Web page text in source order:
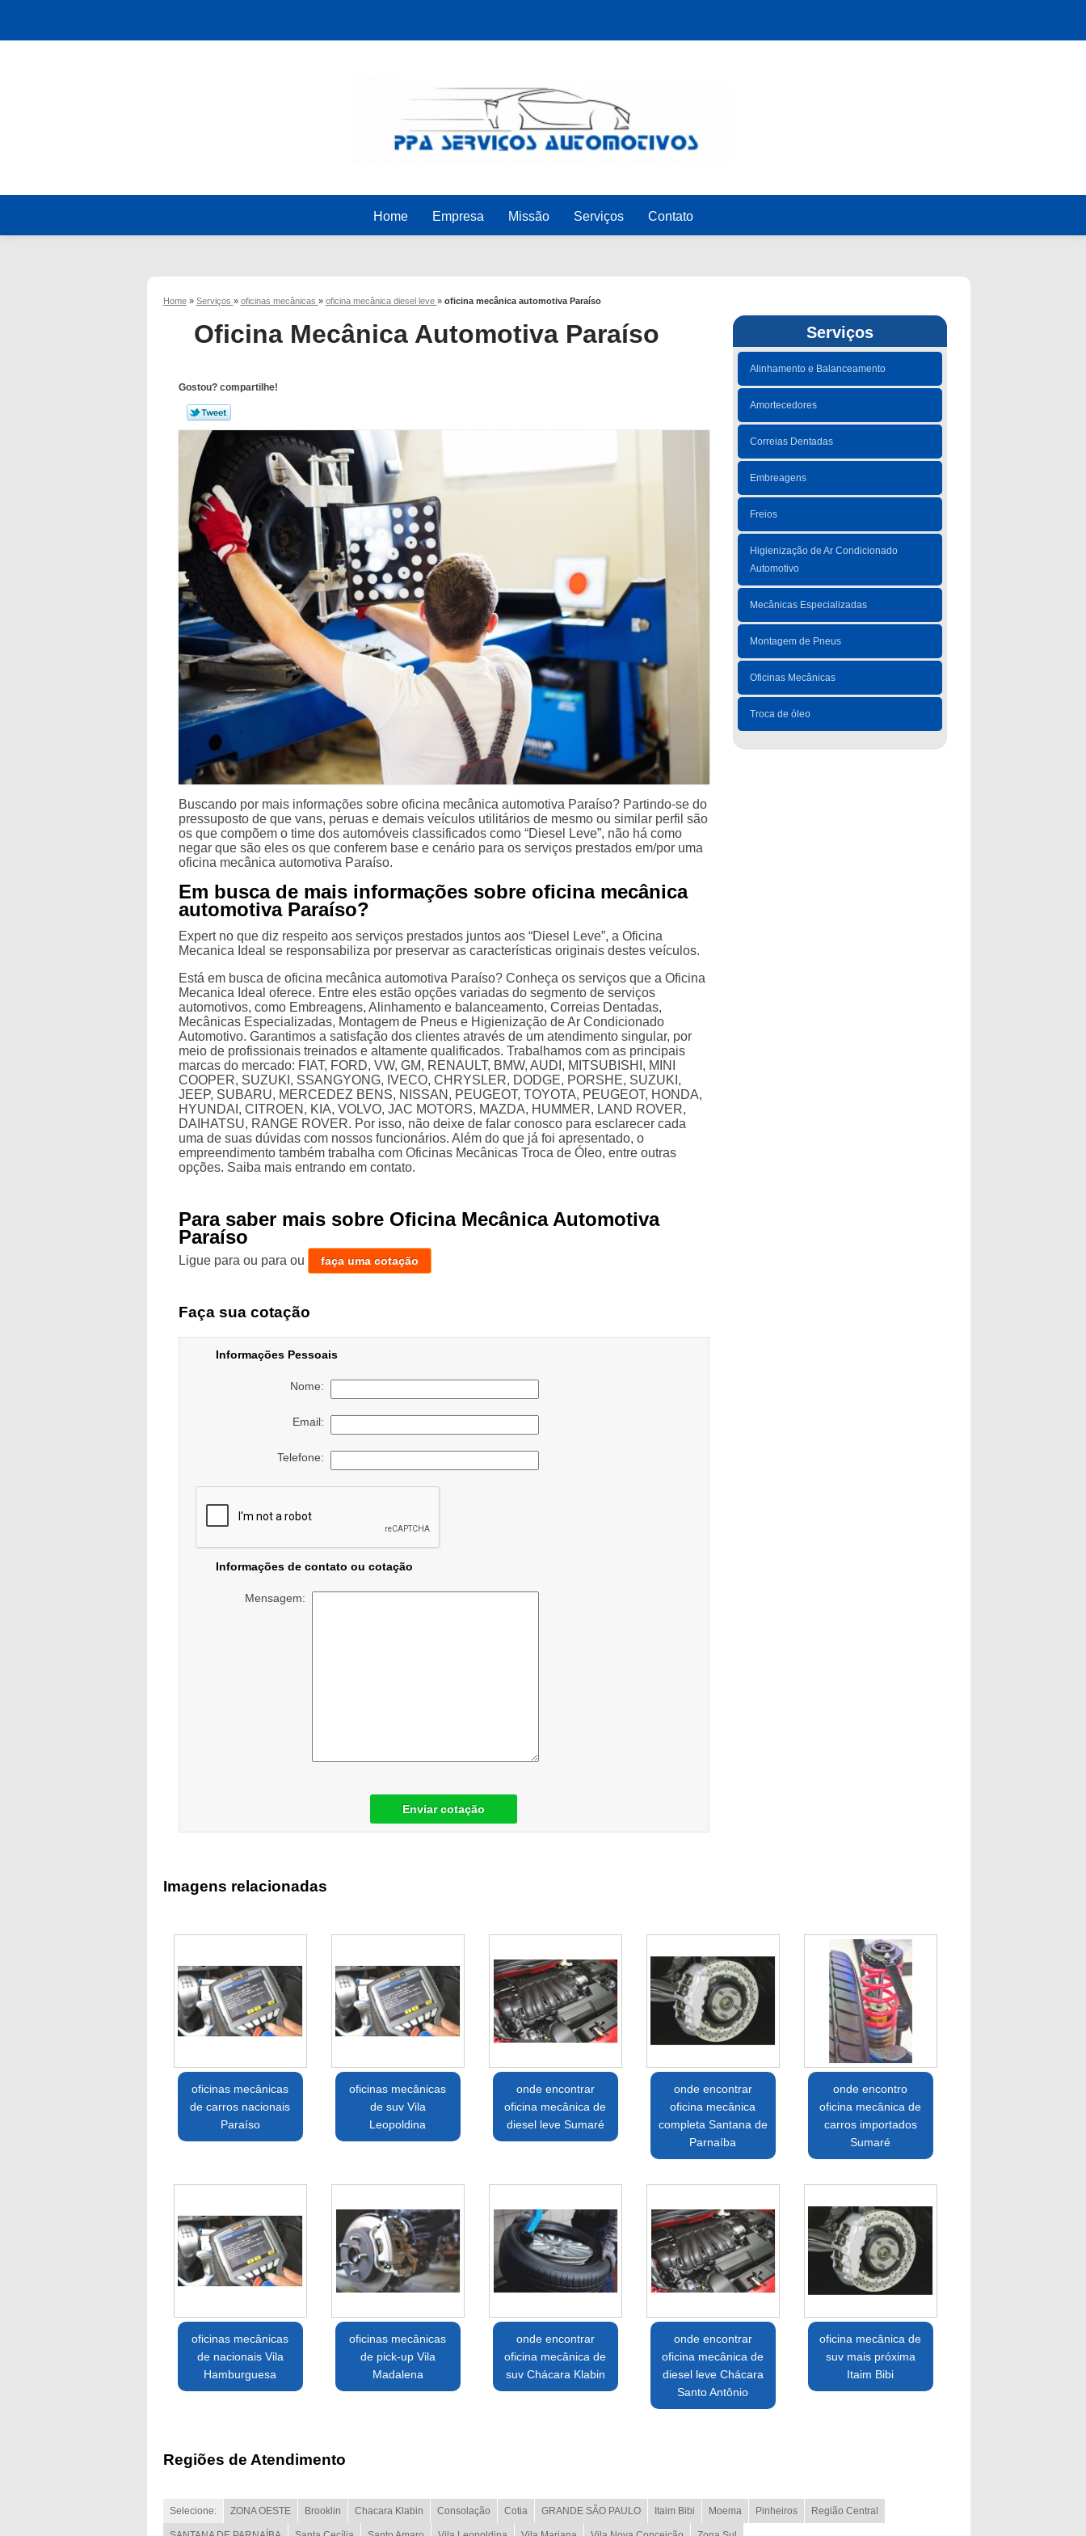
Home Empresa Missão Serviços Contato
Home » Serviços » oficinas mecânicas » oficina mecânica diesel leve » oficina mecânica automotiva Paraíso
Serviços
Alinhamento e Balanceamento
Amortecedores
Correias Dentadas
Embreagens
Freios
Higienização de Ar Condicionado
Automotivo
Mecânicas Especializadas
Montagem de Pneus
Oficinas Mecânicas
Troca de óleo
Oficina Mecânica Automotiva Paraíso
Gostou? compartilhe!
Buscando por mais informações sobre oficina mecânica automotiva Paraíso? Partindo-se do
pressuposto de que vans, peruas e demais veículos utilitários de mesmo ou similar perfil são
os que compõem o time dos automóveis classificados como “Diesel Leve”, não há como
negar que são eles os que conferem base e cenário para os serviços prestados em/por uma
oficina mecânica automotiva Paraíso.
Em busca de mais informações sobre oficina mecânica
automotiva Paraíso?
Expert no que diz respeito aos serviços prestados juntos aos “Diesel Leve”, a Oficina
Mecanica Ideal se responsabiliza por preservar as características originais destes veículos.
Está em busca de oficina mecânica automotiva Paraíso? Conheça os serviços que a Oficina
Mecanica Ideal oferece. Entre eles estão opções variadas do segmento de serviços
automotivos, como Embreagens, Alinhamento e balanceamento, Correias Dentadas,
Mecânicas Especializadas, Montagem de Pneus e Higienização de Ar Condicionado
Automotivo. Garantimos a satisfação dos clientes através de um atendimento singular, por
meio de profissionais treinados e altamente qualificados. Trabalhamos com as principais
marcas do mercado: FIAT, FORD, VW, GM, RENAULT, BMW, AUDI, MITSUBISHI, MINI
COOPER, SUZUKI, SSANGYONG, IVECO, CHRYSLER, DODGE, PORSHE, SUZUKI,
JEEP, SUBARU, MERCEDEZ BENS, NISSAN, PEUGEOT, TOYOTA, PEUGEOT, HONDA,
HYUNDAI, CITROEN, KIA, VOLVO, JAC MOTORS, MAZDA, HUMMER, LAND ROVER,
DAIHATSU, RANGE ROVER. Por isso, não deixe de falar conosco para esclarecer cada
uma de suas dúvidas com nossos funcionários. Além do que já foi apresentado, o
empreendimento também trabalha com Oficinas Mecânicas Troca de Óleo, entre outras
opções. Saiba mais entrando em contato.
Para saber mais sobre Oficina Mecânica Automotiva
Paraíso
Ligue paraou paraou faça uma cotação
Faça sua cotação
Informações Pessoais
Nome:
Email:
Telefone:
Informações de contato ou cotação
Mensagem:
Enviar cotação
Imagens relacionadas
oficinas mecânicas
de carros nacionais
Paraíso
oficinas mecânicas
de suv Vila
Leopoldina
onde encontrar
oficina mecânica de
diesel leve Sumaré
onde encontrar
oficina mecânica
completa Santana de
Parnaíba
onde encontro
oficina mecânica de
carros importados
Sumaré
oficinas mecânicas
de nacionais Vila
Hamburguesa
oficinas mecânicas
de pick-up Vila
Madalena
onde encontrar
oficina mecânica de
suv Chácara Klabin
onde encontrar
oficina mecânica de
diesel leve Chácara
Santo Antônio
oficina mecânica de
suv mais próxima
Itaim Bibi
Regiões de Atendimento
Selecione: ZONA OESTE Brooklin Chacara Klabin Consolação Cotia GRANDE SÃO PAULO Itaim Bibi Moema Pinheiros Região Central